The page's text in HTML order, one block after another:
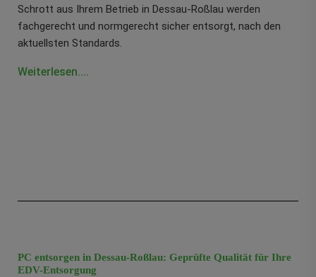
Schrott aus Ihrem Betrieb in Dessau-Roßlau werden
fachgerecht und normgerecht sicher entsorgt, nach den
aktuellsten Standards.
Weiterlesen....
PC entsorgen in Dessau-Roßlau: Geprüfte Qualität für Ihre
EDV-Entsorgung